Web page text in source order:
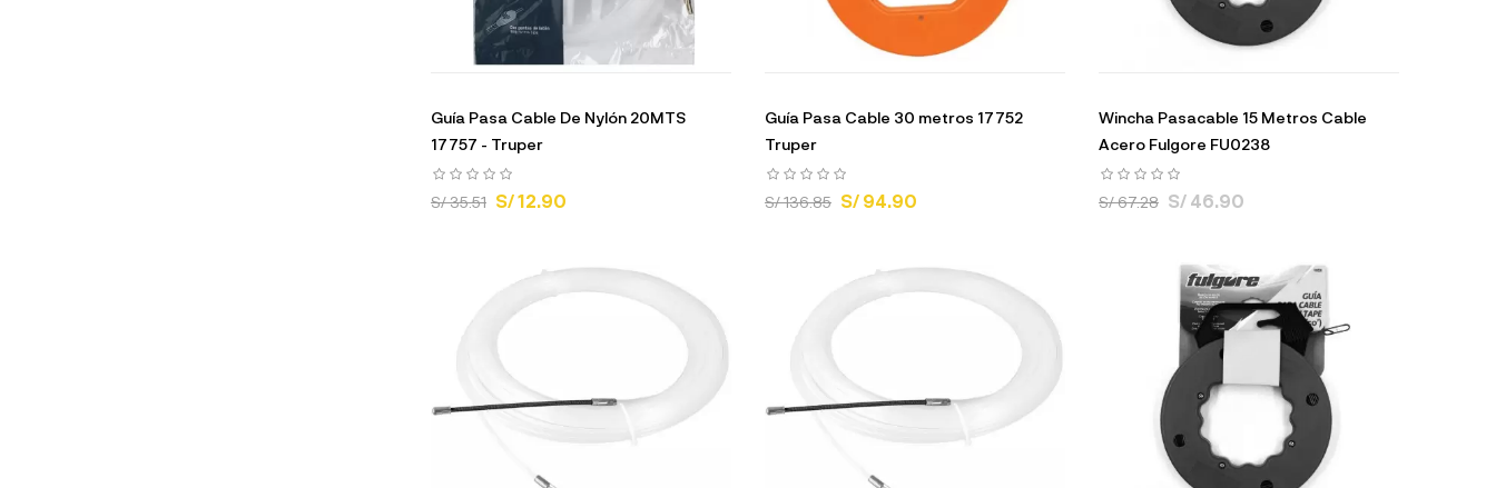
Guía Pasa Cable De Nylón 20MTS
17757 - Truper
S/ 35.51 S/ 12.90
Guía Pasa Cable 30 metros 17752
Truper
S/ 136.85 S/ 94.90
Wincha Pasacable 15 Metros Cable
Acero Fulgore FU0238
S/ 67.28 S/ 46.90